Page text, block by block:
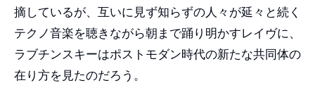
摘しているが、互いに見ず知らずの人々が延々と続く
テクノ音楽を聴きながら朝まで踊り明かすレイヴに、
ラブチンスキーはポストモダン時代の新たな共同体の
在り方を見たのだろう。